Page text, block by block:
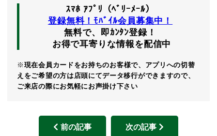
ｽﾏﾎ ｱﾌﾟﾘ（ﾍﾞﾘｰﾒｰﾙ）
登録無料！ﾓﾊﾞｲﾙ会員募集中！
無料で、即ｶﾝﾀﾝ登録！
お得で耳寄りな情報を配信中
※現在会員カードをお持ちのお客様で、アプリへの切替
えをご希望の方は店頭にてデータ移行ができますので、
ご来店の際にお気軽にお声掛け下さい
前の記事 次の記事